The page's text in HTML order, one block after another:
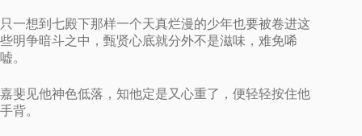
只一想到七殿下那样一个天真烂漫的少年也要被卷进这
些明争暗斗之中，甄贤心底就分外不是滋味，难免唏
嘘。
嘉斐见他神色低落，知他定是又心重了，便轻轻按住他
手背。